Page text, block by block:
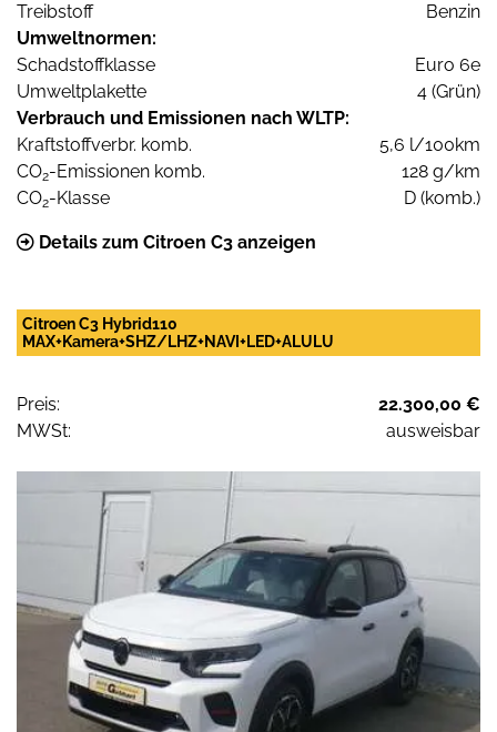
Treibstoff
Benzin
Umweltnormen:
Schadstoffklasse
Euro 6e
Umweltplakette
4 (Grün)
Verbrauch und Emissionen nach WLTP:
Kraftstoffverbr. komb.
5,6 l/100km
CO2-Emissionen komb.
128 g/km
CO2-Klasse D (komb.)
Details zum Citroen C3 anzeigen
Citroen C3 Hybrid110
MAX+Kamera+SHZ/LHZ+NAVI+LED+ALULU
Preis:
22.300,00 €
MWSt:
ausweisbar